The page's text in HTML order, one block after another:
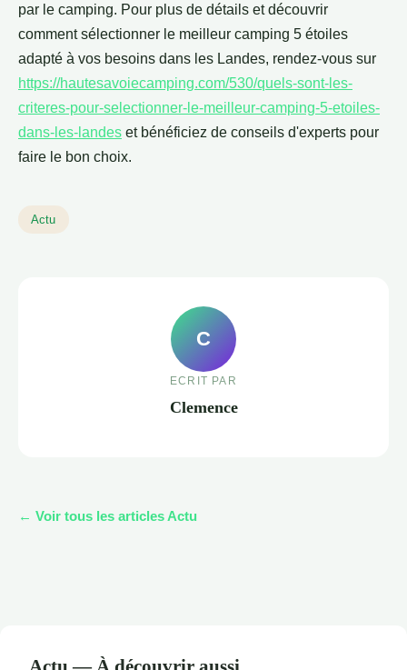
par le camping. Pour plus de détails et découvrir
comment sélectionner le meilleur camping 5 étoiles
adapté à vos besoins dans les Landes, rendez-vous sur
https://hautesavoiecamping.com/530/quels-sont-les-
criteres-pour-selectionner-le-meilleur-camping-5-etoiles-
dans-les-landes et bénéficiez de conseils d'experts pour
faire le bon choix.
Actu
C
ECRIT PAR
Clemence
← Voir tous les articles Actu
Actu — À découvrir aussi